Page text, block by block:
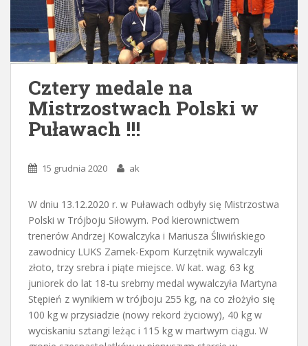
Cztery medale na
Mistrzostwach Polski w
Puławach !!!
15 grudnia 2020 ak
W dniu 13.12.2020 r. w Puławach odbyły się Mistrzostwa
Polski w Trójboju Siłowym. Pod kierownictwem
trenerów Andrzej Kowalczyka i Mariusza Śliwińskiego
zawodnicy LUKS Zamek-Expom Kurzętnik wywalczyli
złoto, trzy srebra i piąte miejsce. W kat. wag. 63 kg
juniorek do lat 18-tu srebrny medal wywalczyła Martyna
Stępień z wynikiem w trójboju 255 kg, na co złożyło się
100 kg w przysiadzie (nowy rekord życiowy), 40 kg w
wyciskaniu sztangi leżąc i 115 kg w martwym ciągu. W